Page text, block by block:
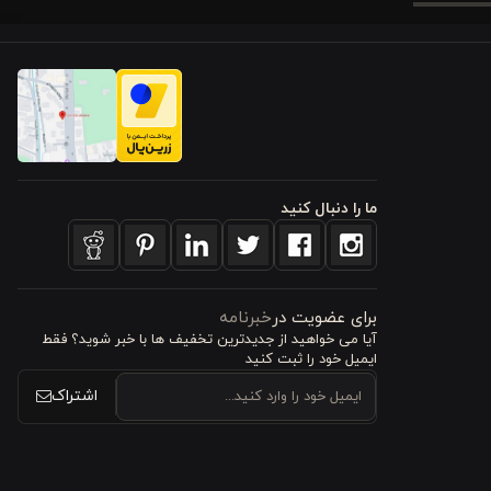
استحکام
شده تا
نگه
غذایی
شما
ما را دنبال کنید
برای عضویت درخبرنامه
آیا می خواهید از جدید‌ترین تخفیف‌ ها با‌ خبر شوید؟ فقط
ایمیل خود را ثبت کنید
اشتراک